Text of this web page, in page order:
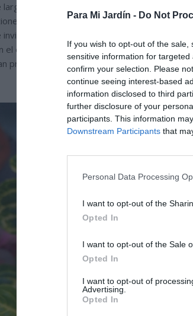
Para Mi Jardín - Do Not
If you wish to opt-out of the
sensitive information for
confirm your selection. Please
continue seeing interest-based
information disclosed to third
further disclosure of your
participants. This information
Downstream Participants that
Personal Data Processing
I want to opt-out of the
Opted In
I want to opt-out of the Sale
Opted In
I want to opt-out of
Advertising.
Opted In
están ligeramente divididas en el
de color amarillo pálido, crean un
a verano, las flores son poco
el extremo de sus tallos, normalmente se
principalmente por la belleza de sus hojas y